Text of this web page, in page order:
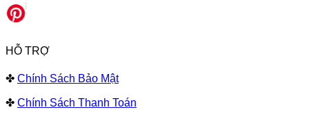
HỖ TRỢ
✤ Chính Sách Bảo Mật
✤ Chính Sách Thanh Toán